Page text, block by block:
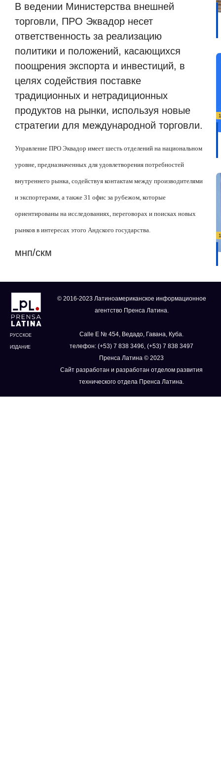
В ведении Министерства внешней
торговли, ПРО Эквадор несет
ответственность за реализацию
политики и положений, касающихся
поощрения экспорта и инвестиций, в
целях содействия поставке
традиционных и нетрадиционных
продуктов на рынки, используя новые
стратегии для международной торговли.
Управление ПРО Эквадор имеет шесть отделений на национальном
уровне, предназначенных для удовлетворения потребностей
внутреннего рынка, содействуя контактам между производителями
и экспортерами, а также 31 офис за рубежом, которые
ориентированы на исследованиях, переговорах и поисках новых
рынков в интересах этого Андского государства.
мнп/скм
РУССКОЕ
ИЗДАНИЕ
© 2016-2023 Латиноамериканское информационное
агентство Пренса Латина.
Calle E № 454, Ведадо, Гавана, Куба.
телефон: (+53) 7 838 3496, (+53) 7 838 3497
Пренса Латина © 2023
Сайт разработан и разработан отделом развития
технического отдела Пренса Латина.